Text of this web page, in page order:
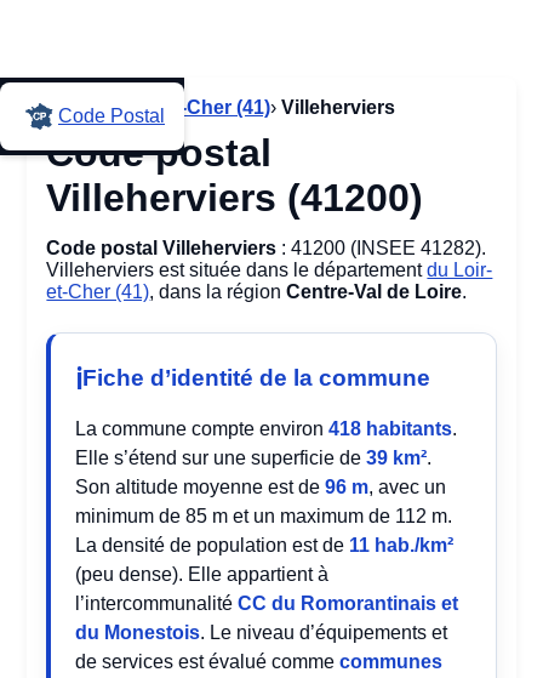
Code Postal
Accueil › Loir-et-Cher (41)› Villeherviers
Code postal
Villeherviers (41200)
Code postal Villeherviers : 41200 (INSEE 41282).
Villeherviers est située dans le départementdu Loir-
et-Cher (41), dans la régionCentre-Val de Loire.
Fiche d’identité de la commune
La commune compte environ418 habitants.
Elle s’étend sur une superficie de39 km².
Son altitude moyenne est de96 m, avec un
minimum de 85 m et un maximum de 112 m.
La densité de population est de 11 hab./km²
(peu dense). Elle appartient à
l’intercommunalitéCC du Romorantinais et
du Monestois. Le niveau d’équipements et
de services est évalué commecommunes